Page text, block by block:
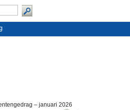
– januari 2026